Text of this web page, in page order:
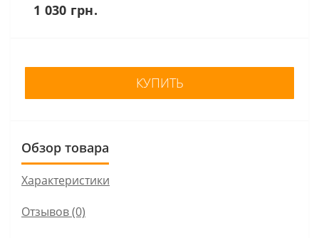
1 030 грн.
КУПИТЬ
Обзор товара
Характеристики
Отзывов (0)